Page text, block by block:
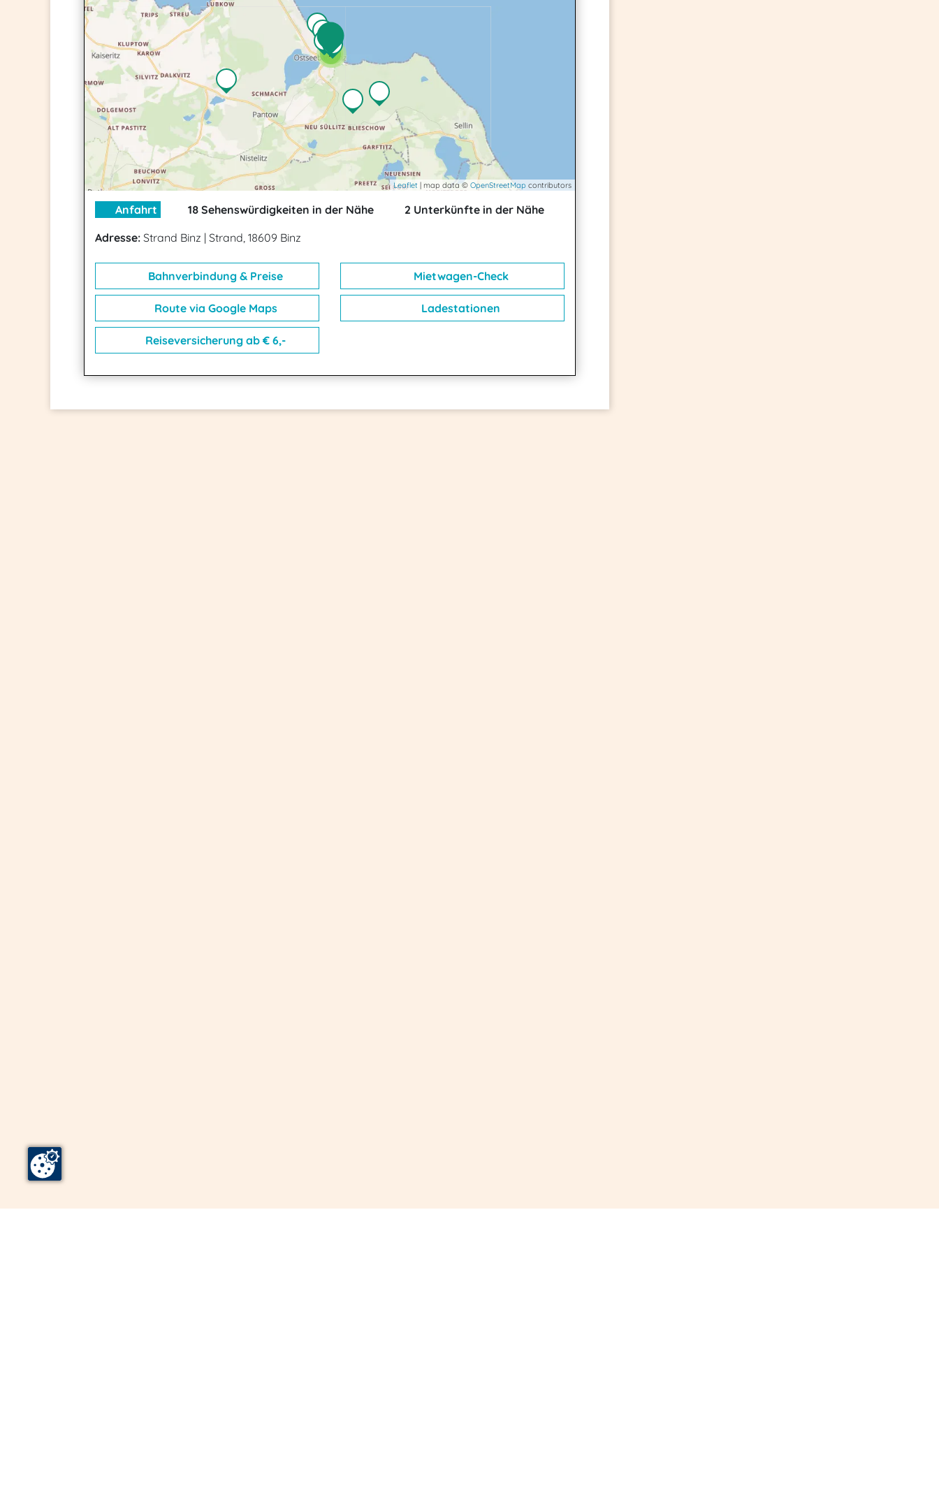
2
2
Leaflet | map data © OpenStreetMap contributors
Anfahrt 18 Sehenswürdigkeiten in der Nähe
2 Unterkünfte in der Nähe
Adresse: Strand Binz | Strand, 18609 Binz
Bahnverbindung & Preise Mietwagen-Check
Route via Google Maps Ladestationen
Reiseversicherung ab € 6,-